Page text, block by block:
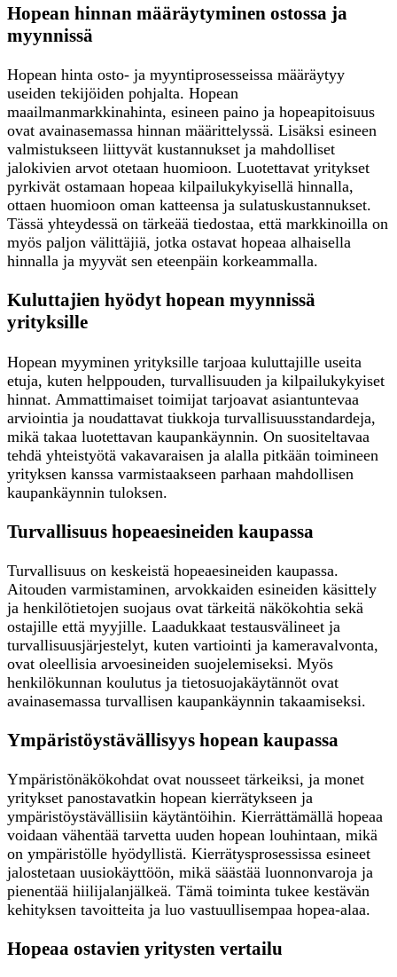
Hopean hinnan määräytyminen ostossa ja
myynnissä
Hopean hinta osto- ja myyntiprosesseissa määräytyy
useiden tekijöiden pohjalta. Hopean
maailmanmarkkinahinta, esineen paino ja hopeapitoisuus
ovat avainasemassa hinnan määrittelyssä. Lisäksi esineen
valmistukseen liittyvät kustannukset ja mahdolliset
jalokivien arvot otetaan huomioon. Luotettavat yritykset
pyrkivät ostamaan hopeaa kilpailukykyisellä hinnalla,
ottaen huomioon oman katteensa ja sulatuskustannukset.
Tässä yhteydessä on tärkeää tiedostaa, että markkinoilla on
myös paljon välittäjiä, jotka ostavat hopeaa alhaisella
hinnalla ja myyvät sen eteenpäin korkeammalla.
Kuluttajien hyödyt hopean myynnissä
yrityksille
Hopean myyminen yrityksille tarjoaa kuluttajille useita
etuja, kuten helppouden, turvallisuuden ja kilpailukykyiset
hinnat. Ammattimaiset toimijat tarjoavat asiantuntevaa
arviointia ja noudattavat tiukkoja turvallisuusstandardeja,
mikä takaa luotettavan kaupankäynnin. On suositeltavaa
tehdä yhteistyötä vakavaraisen ja alalla pitkään toimineen
yrityksen kanssa varmistaakseen parhaan mahdollisen
kaupankäynnin tuloksen.
Turvallisuus hopeaesineiden kaupassa
Turvallisuus on keskeistä hopeaesineiden kaupassa.
Aitouden varmistaminen, arvokkaiden esineiden käsittely
ja henkilötietojen suojaus ovat tärkeitä näkökohtia sekä
ostajille että myyjille. Laadukkaat testausvälineet ja
turvallisuusjärjestelyt, kuten vartiointi ja kameravalvonta,
ovat oleellisia arvoesineiden suojelemiseksi. Myös
henkilökunnan koulutus ja tietosuojakäytännöt ovat
avainasemassa turvallisen kaupankäynnin takaamiseksi.
Ympäristöystävällisyys hopean kaupassa
Ympäristönäkökohdat ovat nousseet tärkeiksi, ja monet
yritykset panostavatkin hopean kierrätykseen ja
ympäristöystävällisiin käytäntöihin. Kierrättämällä hopeaa
voidaan vähentää tarvetta uuden hopean louhintaan, mikä
on ympäristölle hyödyllistä. Kierrätysprosessissa esineet
jalostetaan uusiokäyttöön, mikä säästää luonnonvaroja ja
pienentää hiilijalanjälkeä. Tämä toiminta tukee kestävän
kehityksen tavoitteita ja luo vastuullisempaa hopea-alaa.
Hopeaa ostavien yritysten vertailu